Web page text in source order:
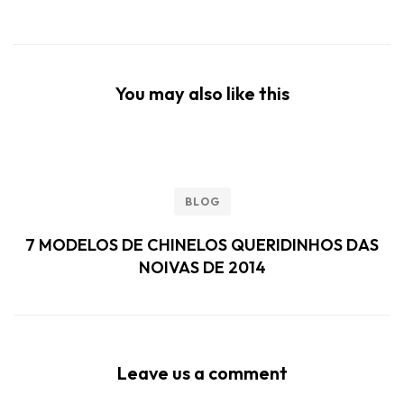
You may also like this
BLOG
7 MODELOS DE CHINELOS QUERIDINHOS DAS
NOIVAS DE 2014
Leave us a comment